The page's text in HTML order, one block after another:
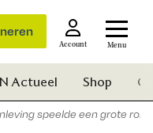
Account Menu
Actueel Shop
speelde een grote rol